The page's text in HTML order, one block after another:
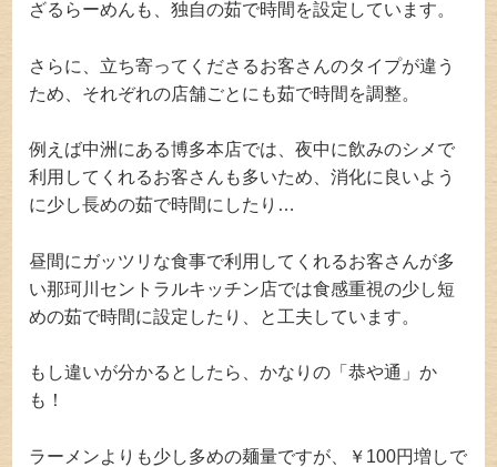
ざるらーめんも、独自の茹で時間を設定しています。
さらに、立ち寄ってくださるお客さんのタイプが違う
ため、それぞれの店舗ごとにも茹で時間を調整。
例えば中洲にある博多本店では、夜中に飲みのシメで
利用してくれるお客さんも多いため、消化に良いよう
に少し長めの茹で時間にしたり…
昼間にガッツリな食事で利用してくれるお客さんが多
い那珂川セントラルキッチン店では食感重視の少し短
めの茹で時間に設定したり、と工夫しています。
もし違いが分かるとしたら、かなりの「恭や通」か
も！
ラーメンよりも少し多めの麺量ですが、￥100円増しで